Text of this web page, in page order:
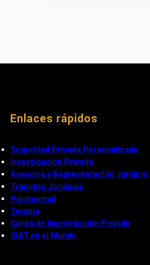
Enlaces rápidos
Seguridad Privada Personalizada
Investigación Privada
Asesoría y Representación Jurídica
Trámites Jurídicos
Paranormal
Terapia
Curso de Investigación Privada
SIAT en el Mundo